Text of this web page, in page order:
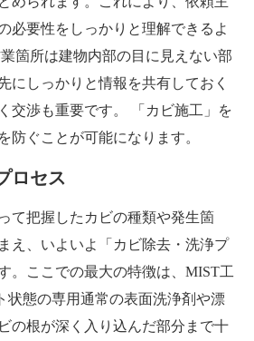
必要性をしっかりと理解できるよ
箇所は建物内部の目に見えない部
にしっかりと情報を共有しておく
交渉も重要です。 「カビ施工」を
防ぐことが可能になります。
ロセス
て把握したカビの種類や発生箇
え、いよいよ「カビ除去・洗浄プ
。ここでの最大の特徴は、MIST工
状態の専用通常の表面洗浄剤や漂
の根が深く入り込んだ部分まで十